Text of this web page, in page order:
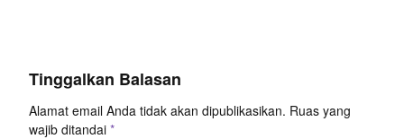
Tinggalkan Balasan
Alamat email Anda tidak akan dipublikasikan. Ruas yang
wajib ditandai *